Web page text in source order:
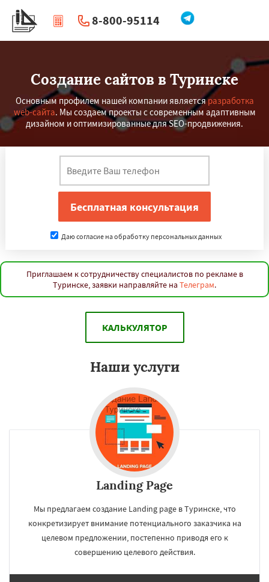
8-800-95114
| Перезвоните мне
Создание сайтов в Туринске
Основным профилем нашей компании являетсяразработка
web-сайта. Мы создаем проекты с современным адаптивным
дизайном и оптимизированные для SEO-продвижения.
Даю согласие на обработку персональных данных
Приглашаем к сотрудничеству специалистов по рекламе в
Туринске, заявки направляйте на Телеграм.
КАЛЬКУЛЯТОР
Наши услуги
Landing Page
Мы предлагаем создание Landing page в Туринске, что
конкретизирует внимание потенциального заказчика на
целевом предложении, постепенно приводя его к
совершению целевого действия.